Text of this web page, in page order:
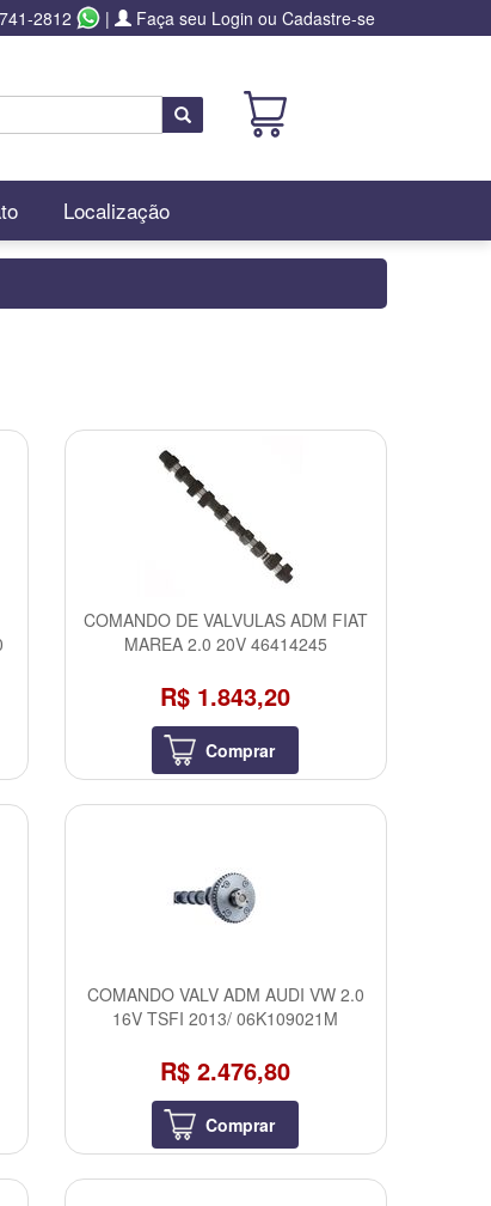
2812 | Faça seu Login ou Cadastre-se
Buscar
Localização
COMANDO DE VALVULAS ADM FIAT
MAREA 2.0 20V 46414245
R$ 1.843,20
Comprar
COMANDO VALV ADM AUDI VW 2.0
16V TSFI 2013/ 06K109021M
R$ 2.476,80
Comprar